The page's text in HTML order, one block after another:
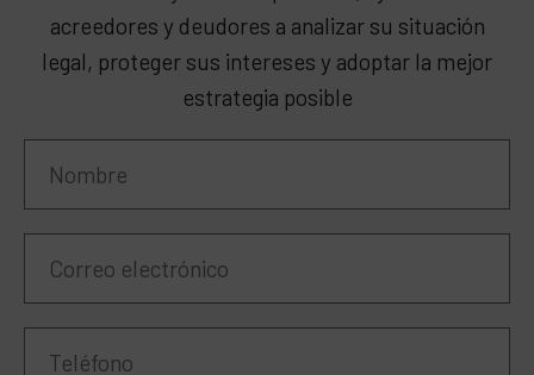
acreedores y deudores a analizar su situación
legal, proteger sus intereses y adoptar la mejor
estrategia posible